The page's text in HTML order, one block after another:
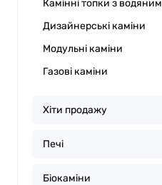
Камінні топки з
Дизайнерські каміни
Модульні каміни
Газові каміни
Хіти продажу
Печі
Біокаміни